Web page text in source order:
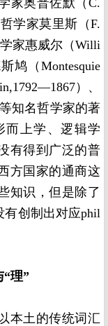
家奥普佐默（C.
学家莫里斯（F.
家惠威尔（Willi
鸠（Montesquie
）、
知名哲学家的著
而上学、逻辑学
有得到广泛的普
方国家的通商这
知识，但是除了
有创制出对应phil
“理”
本土的传统词汇